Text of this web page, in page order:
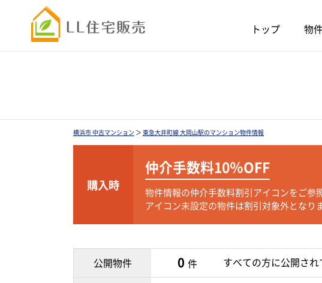
トップ 物
横浜市 中古マンション ＞ 東急大井町線 大岡山駅のマンション物件情報
購入時
仲介手数料10％OFF
物件情報の仲介手数料割引アイコンをご参
アイコン未設定の物件は割引対象外となり
公開物件 0 件 すべての方に公開され